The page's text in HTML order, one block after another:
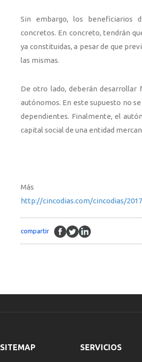
Sin embargo, los beneficiarios
concretos. En concreto, tendrán
ya constituidas, a pesar de que
las mismas.
De otro lado, deberán desarrollar
autónomos. En este supuesto no
dependientes. Finalmente, el
capital social de una entidad
Más
http://cincodias.com/cincodias/
compartir
SITEMAP SERVICIOS